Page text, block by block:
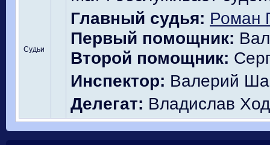
Судьи
Главный судья: Роман
Первый помощник:
Второй помощник:
Инспектор: Валерий
Делегат: Владислав